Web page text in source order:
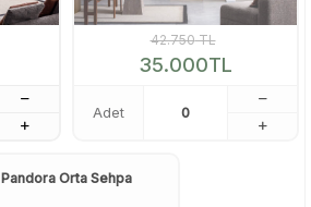
42.750TL
35.000TL
Adet
Pandora Orta Sehpa